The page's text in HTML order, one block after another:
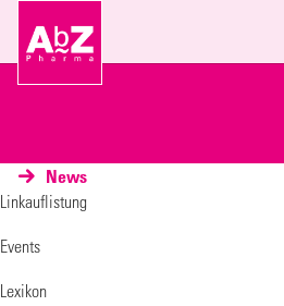
News
Linkauflistung
Events
Lexikon